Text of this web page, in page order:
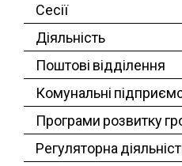
Сесії
Діяльність
Поштові відділення
Комунальні
Програми розвитку
Регуляторна